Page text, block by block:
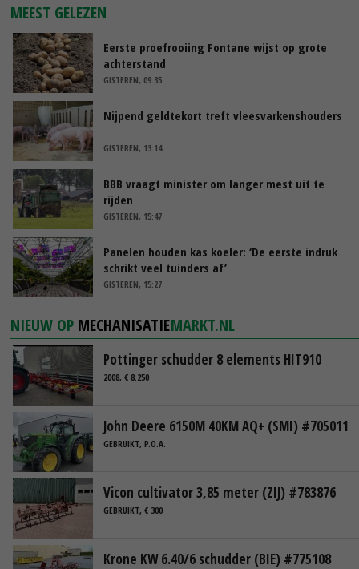
MEEST GELEZEN
Eerste proefrooiing Fontane wijst op grote
achterstand
GISTEREN, 09:35
Nijpend geldtekort treft vleesvarkenshouders
GISTEREN, 13:14
BBB vraagt minister om langer mest uit te
rijden
GISTEREN, 15:47
Panelen houden kas koeler: ‘De eerste indruk
schrikt veel tuinders af’
GISTEREN, 15:27
NIEUW OP MECHANISATIEMARKT.NL
Pottinger schudder 8 elements HIT910
2008, € 8.250
John Deere 6150M 40KM AQ+ (SMI) #705011
GEBRUIKT, P.O.A.
Vicon cultivator 3,85 meter (ZIJ) #783876
GEBRUIKT, € 300
Krone KW 6.40/6 schudder (BIE) #775108